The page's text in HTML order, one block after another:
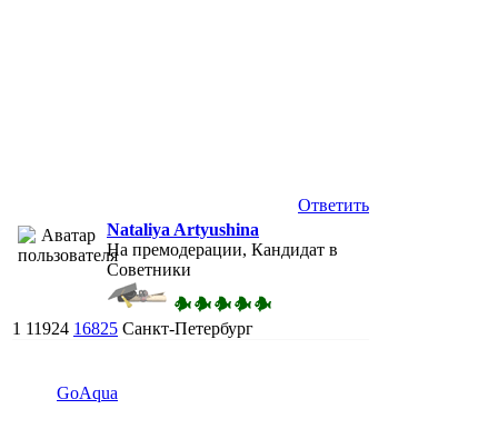
Ответить
Nataliya Artyushina
На премодерации, Кандидат в
Советники
1 11924 16825 Санкт-Петербург
GoAqua